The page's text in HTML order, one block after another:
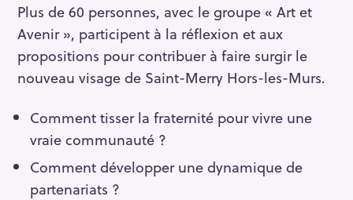
Plus de 60 personnes, avec le groupe « Art et
Avenir », participent à la réflexion et aux
propositions pour contribuer à faire surgir le
nouveau visage de Saint-Merry Hors-les-Murs.
Comment tisser la fraternité pour vivre une
vraie communauté ?
Comment développer une dynamique de
partenariats ?